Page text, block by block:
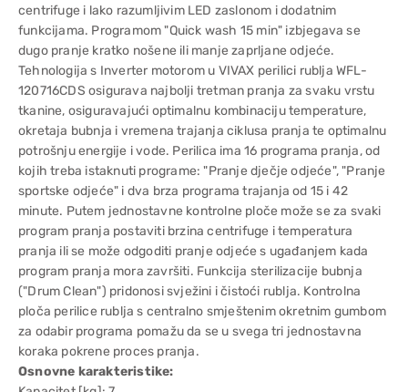
centrifuge i lako razumljivim LED zaslonom i dodatnim
funkcijama. Programom "Quick wash 15 min" izbjegava se
dugo pranje kratko nošene ili manje zaprljane odjeće.
Tehnologija s Inverter motorom u VIVAX perilici rublja WFL-
120716CDS osigurava najbolji tretman pranja za svaku vrstu
tkanine, osiguravajući optimalnu kombinaciju temperature,
okretaja bubnja i vremena trajanja ciklusa pranja te optimalnu
potrošnju energije i vode. Perilica ima 16 programa pranja, od
kojih treba istaknuti programe: "Pranje dječje odjeće", "Pranje
sportske odjeće" i dva brza programa trajanja od 15 i 42
minute. Putem jednostavne kontrolne ploče može se za svaki
program pranja postaviti brzina centrifuge i temperatura
pranja ili se može odgoditi pranje odjeće s ugađanjem kada
program pranja mora završiti. Funkcija sterilizacije bubnja
("Drum Clean") pridonosi svježini i čistoći rublja. Kontrolna
ploča perilice rublja s centralno smještenim okretnim gumbom
za odabir programa pomažu da se u svega tri jednostavna
koraka pokrene proces pranja.
Osnovne karakteristike: